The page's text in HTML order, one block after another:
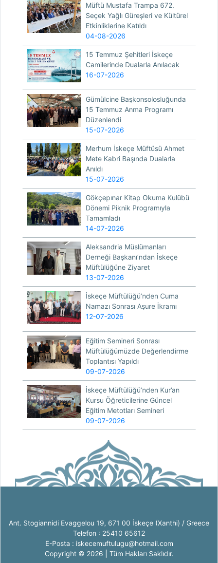
Müftü Mustafa Trampa 672.
Seçek Yağlı Güreşleri ve Kültürel
Etkinliklerine Katıldı
04-08-2026
15 Temmuz Şehitleri İskeçe
Camilerinde Dualarla Anılacak
16-07-2026
Gümülcine Başkonsolosluğunda
15 Temmuz Anma Programı
Düzenlendi
15-07-2026
Merhum İskeçe Müftüsü Ahmet
Mete Kabri Başında Dualarla
Anıldı
15-07-2026
Gökçepınar Kitap Okuma Kulübü
Dönemi Piknik Programıyla
Tamamladı
14-07-2026
Aleksandria Müslümanları
Derneği Başkanı’ndan İskeçe
Müftülüğüne Ziyaret
13-07-2026
İskeçe Müftülüğü’nden Cuma
Namazı Sonrası Aşure İkramı
12-07-2026
Eğitim Semineri Sonrası
Müftülüğümüzde Değerlendirme
Toplantısı Yapıldı
09-07-2026
İskeçe Müftülüğü’nden Kur’an
Kursu Öğreticilerine Güncel
Eğitim Metotları Semineri
09-07-2026
Ant. Stogiannidi Evaggelou 19, 671 00 İskeçe (Xanthi) / Greece
Telefon : 25410 65612
E-Posta : iskecemuftulugu@hotmail.com
Copyright © 2026 | Tüm Hakları Saklıdır.